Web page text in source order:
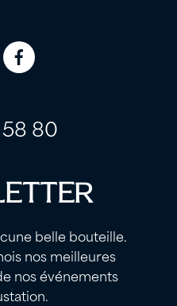
Icon
80
belle bouteille.
nos meilleures
nos événements